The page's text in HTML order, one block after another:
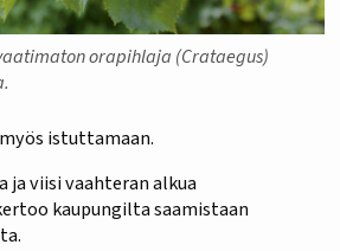
orapihlaja (Crataegus)
istuttamaan.
ja viisi vaahteran alkua
kaupungilta saamistaan